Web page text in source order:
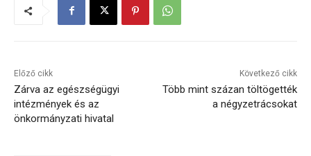
Előző cikk
Zárva az egészségügyi
intézmények és az
önkormányzati hivatal
Következő cikk
Több mint százan töltögették
a négyzetrácsokat